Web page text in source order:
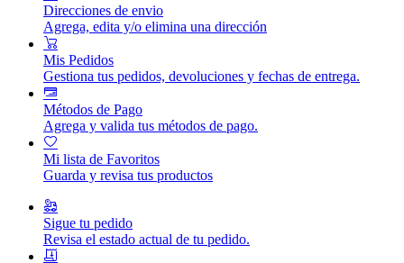
Direcciones de envio
Agrega, edita y/o elimina una dirección
Mis Pedidos
Gestiona tus pedidos, devoluciones y fechas de entrega.
Métodos de Pago
Agrega y valida tus métodos de pago.
Mi lista de Favoritos
Guarda y revisa tus productos
Sigue tu pedido
Revisa el estado actual de tu pedido.